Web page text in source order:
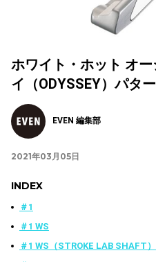
ホワイト・ホット オ
イ（ODYSSEY）パタ
EVEN 編集部
2021年03月05日
INDEX
＃1
＃1 WS
＃1 WS（STROKE LAB SHAFT）